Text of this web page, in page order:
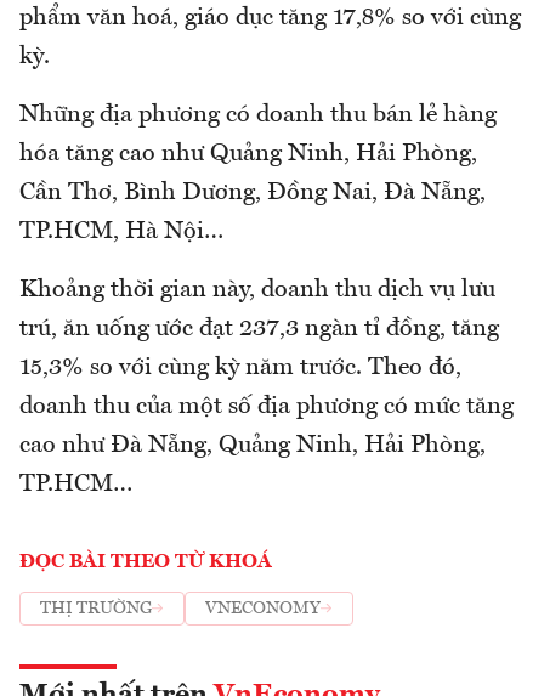
phẩm văn hoá, giáo dục tăng 17,8% so với cùng
kỳ.
Những địa phương có doanh thu bán lẻ hàng
hóa tăng cao như Quảng Ninh, Hải Phòng,
Cần Thơ, Bình Dương, Đồng Nai, Đà Nẵng,
TP.HCM, Hà Nội…
Khoảng thời gian này, doanh thu dịch vụ lưu
trú, ăn uống ước đạt 237,3 ngàn tỉ đồng, tăng
15,3% so với cùng kỳ năm trước. Theo đó,
doanh thu của một số địa phương có mức tăng
cao như Đà Nẵng, Quảng Ninh, Hải Phòng,
TP.HCM…
ĐỌC BÀI THEO TỪ KHOÁ
THỊ TRƯỜNG VNECONOMY